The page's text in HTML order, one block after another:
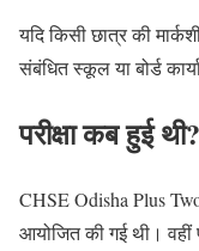
यदि किसी छात्र की
संबंधित स्कूल या बोर्ड
परीक्षा कब हुई थी?
CHSE Odisha Plus
आयोजित की गई थी। वहीं